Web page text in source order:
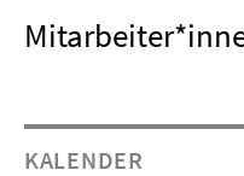
KALENDER